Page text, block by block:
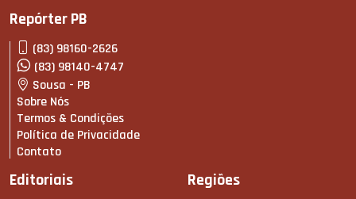
Repórter PB
(83) 98160-2626
(83) 98140-4747
Sousa - PB
Sobre Nós
Termos & Condições
Política de Privacidade
Contato
Editoriais Regiões